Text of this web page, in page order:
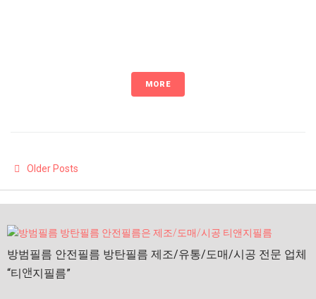
MORE
Older Posts
방범필름 안전필름 방탄필름 제조/유통/도매/시공 전문 업체
“티앤지필름” ​